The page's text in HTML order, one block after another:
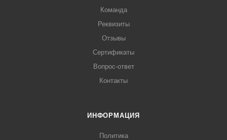
Команда
Реквизиты
Отзывы
Сертификаты
Вопрос-ответ
Контакты
ИНФОРМАЦИЯ
Политика